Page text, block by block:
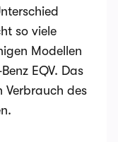
so viele
Modellen
EQV. Das
des